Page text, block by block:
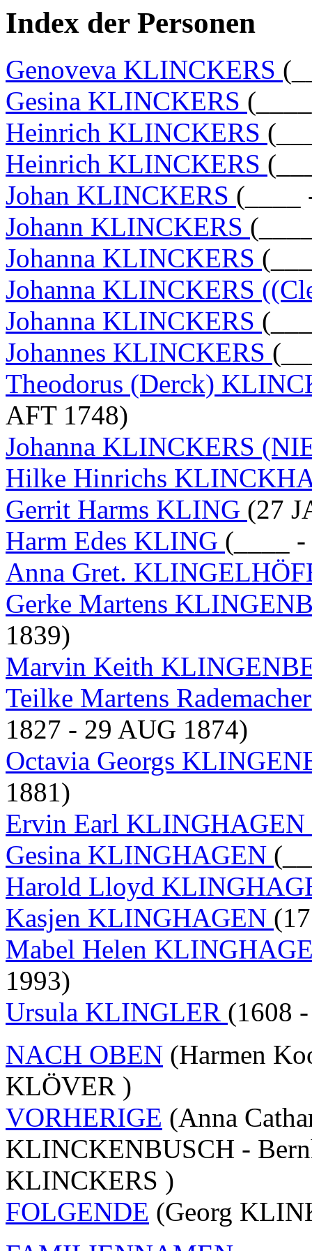
Index der Personen
Genoveva KLINCKERS
Gesina KLINCKERS
Heinrich KLINCKERS
Heinrich KLINCKERS
Johan KLINCKERS (____
Johann KLINCKERS
Johanna KLINCKERS
Johanna KLINCKERS
Johanna KLINCKERS
Johannes KLINCKERS
Theodorus (Derck)
AFT 1748)
Johanna KLINCKERS
Hilke Hinrichs
Gerrit Harms KLING (27
Harm Edes KLING (____
Anna Gret.
Gerke Martens
1839)
Marvin Keith
Teilke Martens
1827 - 29 AUG 1874)
Octavia Georgs
1881)
Ervin Earl KLINGHAGEN
Gesina KLINGHAGEN
Harold Lloyd
Kasjen KLINGHAGEN
Mabel Helen
1993)
Ursula KLINGLER (1608
NACH OBEN (Harmen
KLÖVER )
VORHERIGE (Anna
KLINCKENBUSCH -
KLINCKERS )
FOLGENDE (Georg